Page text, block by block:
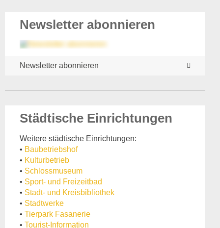
Newsletter abonnieren
Newsletter abonnieren
Städtische Einrichtungen
Weitere städtische Einrichtungen:
• Baubetriebshof
• Kulturbetrieb
• Schlossmuseum
• Sport- und Freizeitbad
• Stadt- und Kreisbibliothek
• Stadtwerke
• Tierpark Fasanerie
• Tourist-Information